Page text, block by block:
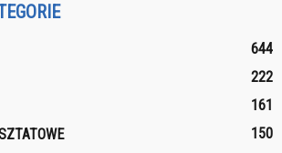
644
222
161
150